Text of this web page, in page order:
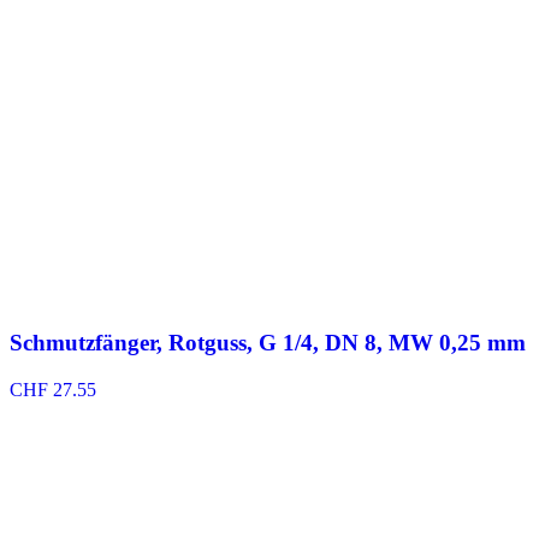
Schmutzfänger, Rotguss, G 1/4, DN 8, MW 0,25 mm
CHF 27.55